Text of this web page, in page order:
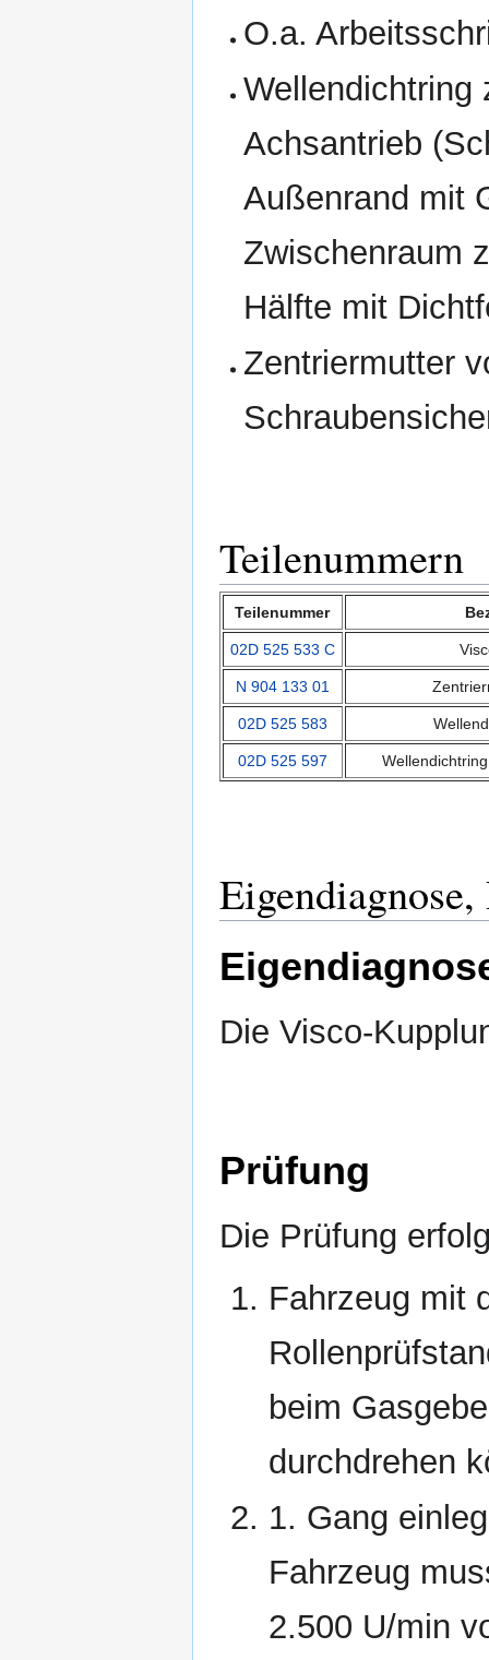
O.a.
Wellendichtring
Achsantrieb
Außenrand mit
Zwischenraum
Hälfte mit
Zentriermutter
Teilenummern
Teilenummer
02D 525 533 C
N 904 133 01
02D 525 583
02D 525 597
Die Visco-
Prüfung
Die Prüfung
Fahrzeug mit
beim
durchdrehen
1. Gang
Fahrzeug
2.500 U/min